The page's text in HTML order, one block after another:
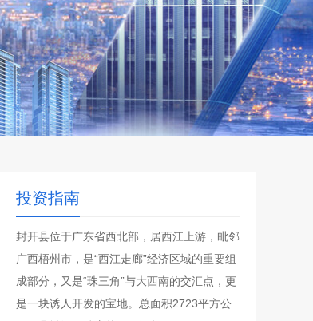
投资指南
封开县位于广东省西北部，居西江上游，毗邻
广西梧州市，是“西江走廊”经济区域的重要组
成部分，又是“珠三角”与大西南的交汇点，更
是一块诱人开发的宝地。总面积2723平方公